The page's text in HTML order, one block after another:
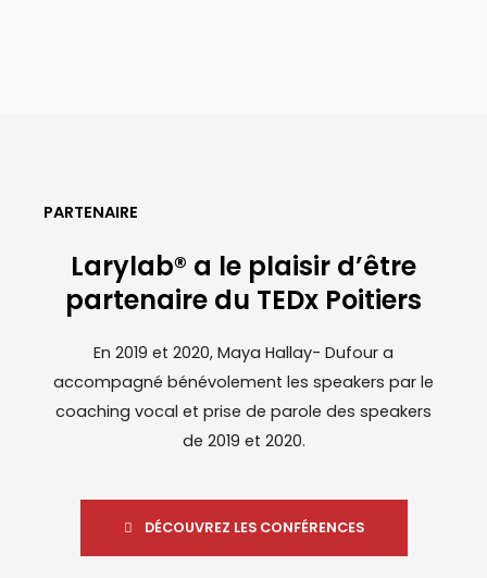
PARTENAIRE
Larylab® a le plaisir d’être
partenaire du TEDx Poitiers
En 2019 et 2020, Maya Hallay- Dufour a
accompagné bénévolement les speakers par le
coaching vocal et prise de parole des speakers
de 2019 et 2020.
DÉCOUVREZ LES CONFÉRENCES